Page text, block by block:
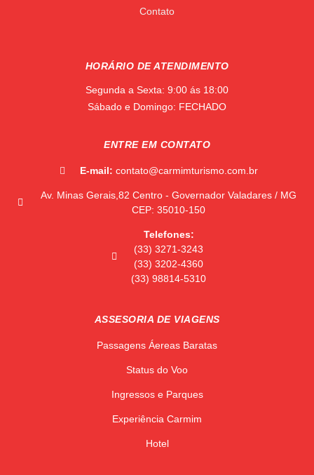
Contato
HORÁRIO DE ATENDIMENTO
Segunda a Sexta: 9:00 ás 18:00
Sábado e Domingo: FECHADO
ENTRE EM CONTATO
E-mail: contato@carmimturismo.com.br
Av. Minas Gerais,82 Centro - Governador Valadares / MG
CEP: 35010-150
Telefones:
(33) 3271-3243
(33) 3202-4360
(33) 98814-5310
ASSESORIA DE VIAGENS
Passagens Áereas Baratas
Status do Voo
Ingressos e Parques
Experiência Carmim
Hotel